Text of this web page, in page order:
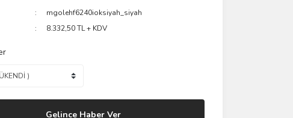
mgolehf6240ioksiyah_siyah
8.332,50 TL + KDV
Gelince Haber Ver